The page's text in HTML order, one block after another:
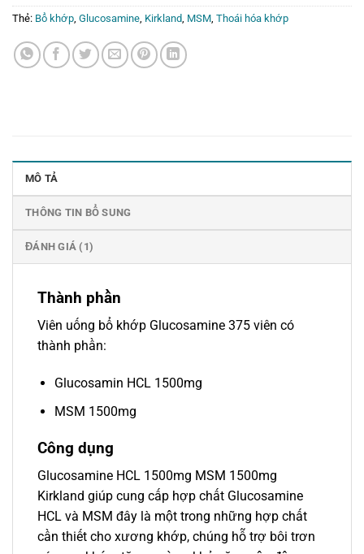
Thẻ: Bổ khớp Glucosamine Kirkland MSM Thoái hóa khớp
MÔ TẢ
THÔNG TIN BỔ SUNG
ĐÁNH GIÁ (1)
Thành phần
Viên uống bổ khớp Glucosamine 375 viên có
thành phần:
Glucosamin HCL 1500mg
MSM 1500mg
Công dụng
Glucosamine HCL 1500mg MSM 1500mg
Kirkland giúp cung cấp hợp chất Glucosamine
HCL và MSM đây là một trong những hợp chất
cần thiết cho xương khớp, chúng hỗ trợ bôi trơn